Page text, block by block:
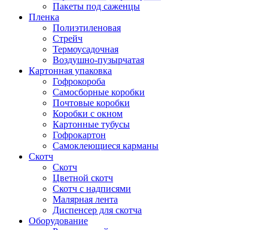
Пакеты под саженцы
Пленка
Полиэтиленовая
Стрейч
Термоусадочная
Воздушно-пузырчатая
Картонная упаковка
Гофрокороба
Самосборные коробки
Почтовые коробки
Коробки с окном
Картонные тубусы
Гофрокартон
Самоклеющиеся карманы
Скотч
Скотч
Цветной скотч
Скотч с надписями
Малярная лента
Диспенсер для скотча
Оборудование